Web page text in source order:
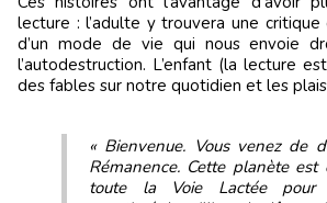
lecture : l’adulte y trouvera une
d’un mode de vie qui nous envoie
l’autodestruction. L’enfant (la lecture
des fables sur notre quotidien et les
« Bienvenue. Vous venez de
Rémanence. Cette planète est
toute la Voie Lactée pour